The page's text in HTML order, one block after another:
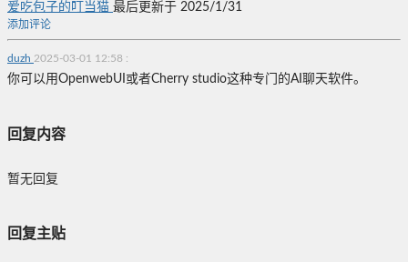
爱吃包子的叮当猫 最后更新于 2025/1/31
添加评论
duzh 2025-03-01 12:58 :
你可以用OpenwebUI或者Cherry studio这种专门的AI聊天软件。
回复内容
暂无回复
回复主贴